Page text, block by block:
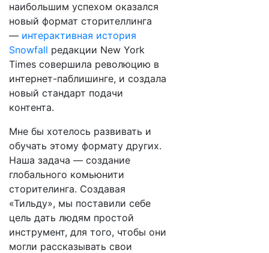
наибольшим успехом оказался
новый формат сторителлинга
— интерактивная история
Snowfall редакции New York
Times совершила революцию в
интернет-паблишинге, и создала
новый стандарт подачи
контента.
Мне бы хотелось развивать и
обучать этому формату других.
Наша задача — создание
глобального комьюнити
сторителинга. Создавая
«Тильду», мы поставили себе
цель дать людям простой
инструмент, для того, чтобы они
могли рассказывать свои